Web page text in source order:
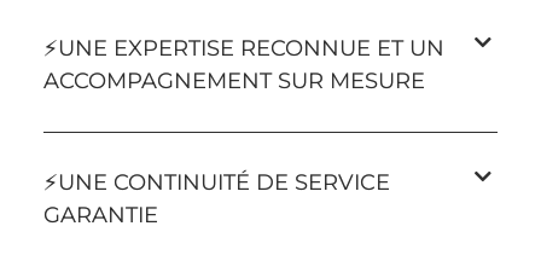
⚡️UNE EXPERTISE RECONNUE ET UN
ACCOMPAGNEMENT SUR MESURE
⚡️UNE CONTINUITÉ DE SERVICE
GARANTIE